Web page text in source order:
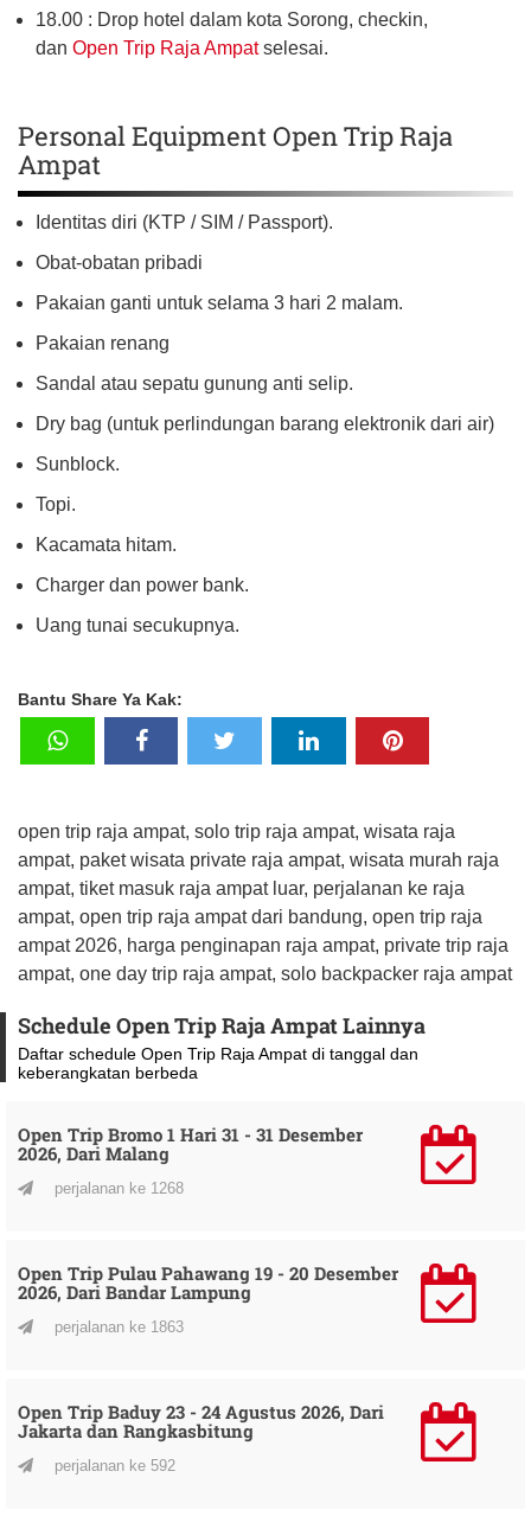
18.00 : Drop hotel dalam kota Sorong, checkin,
dan Open Trip Raja Ampatselesai.
Personal Equipment Open Trip Raja
Ampat
Identitas diri (KTP / SIM / Passport).
Obat-obatan pribadi
Pakaian ganti untuk selama 3 hari 2 malam.
Pakaian renang
Sandal atau sepatu gunung anti selip.
Dry bag (untuk perlindungan barang elektronik dari air)
Sunblock.
Topi.
Kacamata hitam.
Charger dan power bank.
Uang tunai secukupnya.
Bantu Share Ya Kak:
open trip raja ampat, solo trip raja ampat, wisata raja
ampat, paket wisata private raja ampat, wisata murah raja
ampat, tiket masuk raja ampat luar, perjalanan ke raja
ampat, open trip raja ampat dari bandung, open trip raja
ampat 2026, harga penginapan raja ampat, private trip raja
ampat, one day trip raja ampat, solo backpacker raja ampat
Schedule Open Trip Raja Ampat Lainnya
Daftar schedule Open Trip Raja Ampat di tanggal dan
keberangkatan berbeda
Open Trip Bromo 1 Hari 31 - 31 Desember
2026, Dari Malang
perjalanan ke 1268
Open Trip Pulau Pahawang 19 - 20 Desember
2026, Dari Bandar Lampung
perjalanan ke 1863
Open Trip Baduy 23 - 24 Agustus 2026, Dari
Jakarta dan Rangkasbitung
perjalanan ke 592